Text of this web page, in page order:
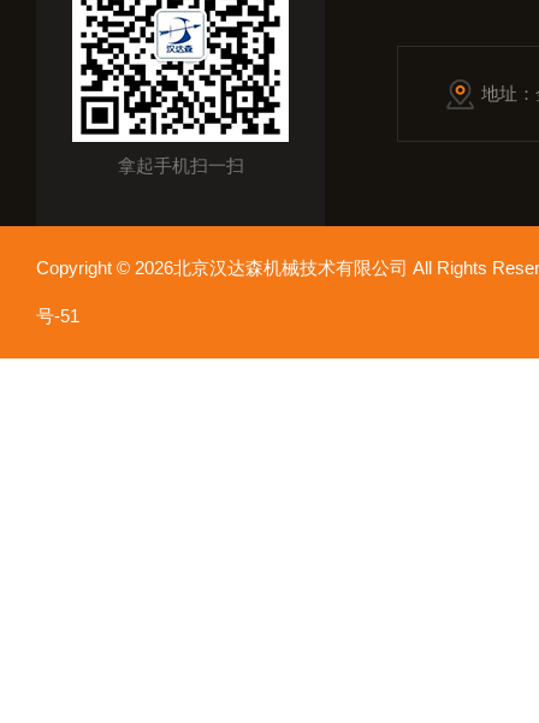
拿起手机扫一扫
地址
Copyright © 2026北京汉达森机械技术有限公司 All Rights
号-51